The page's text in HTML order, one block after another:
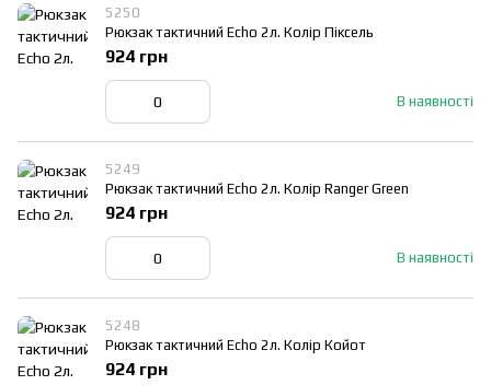
5250
Рюкзак тактичний Echo 2л. Колір Піксель
В наявності
924 грн
5249
Рюкзак тактичний Echo 2л. Колір Ranger Green
В наявності
924 грн
5248
Рюкзак тактичний Echo 2л. Колір Койот
924 грн